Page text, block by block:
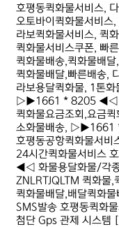
호평동퀵화물서비스,
오토바이퀵화물서비스
라보퀵화물서비스, 퀵
퀵화물서비스쿠폰, 빠
퀵화물배송,퀵화물배
퀵화물배달,빠른배송,
라보용달퀵화물, 1톤
▷▶1661 * 8205 ◀◁
퀵화물요금조회,요금
소화물배송, ▷▶1661
호평동공항퀵화물서
24시간퀵화물서비스
◀◁ 화물용달화물/각
ZNLRTJQLTM 퀵화물,
퀵화물배달,배달퀵화
SMS발송 호평동퀵화
첨단 Gps 관제 시스템